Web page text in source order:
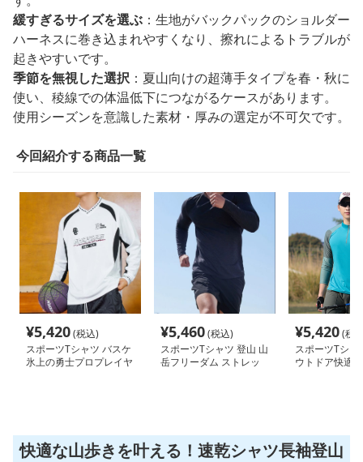
緩すぎるサイズを選ぶ ：生地がバックパックのショルダー
ハーネスに巻き込まれやすくなり、擦れによるトラブルが
起きやすいです。
季節を無視した選択 ：夏山向けの超薄手タイプを春・秋に
使い、稜線での体温低下につながるケースがあります。
使用シーズンを意識した素材・厚みの選定が不可欠です。
今回紹介する商品一覧
¥5,420(税込)
スポーツTシャツ バスケ
氷上の勇士プロプレイヤ
¥5,460(税込)
スポーツTシャツ 登山 山
岳フリーダム ストレッ
¥5,420(税
スポーツTシャ
ウトドア快適
快適な山歩きを叶える！速乾シャツ長袖登山